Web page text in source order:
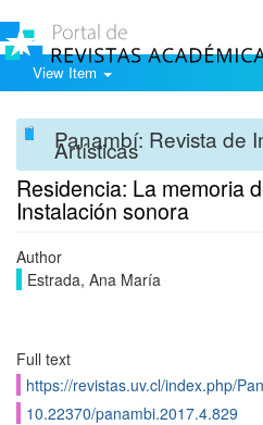
View Item
Panambí: Revista de
Artísticas
Residencia: La memoria
Instalación sonora
Author
Estrada, Ana María
Full text
https://revistas.uv.cl/index.php/
10.22370/panambi.2017.4.829